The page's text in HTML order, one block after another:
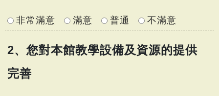
非常滿意 滿意 普通 不滿意
2、您對本館教學設備及資源的提供
完善